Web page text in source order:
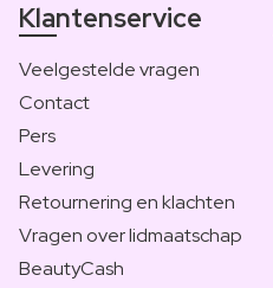
Klantenservice
Veelgestelde vragen
Contact
Pers
Levering
Retournering en klachten
Vragen over lidmaatschap
BeautyCash